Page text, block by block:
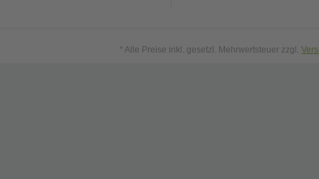
* Alle Preise inkl. gesetzl. Mehrwertsteuer zzgl.